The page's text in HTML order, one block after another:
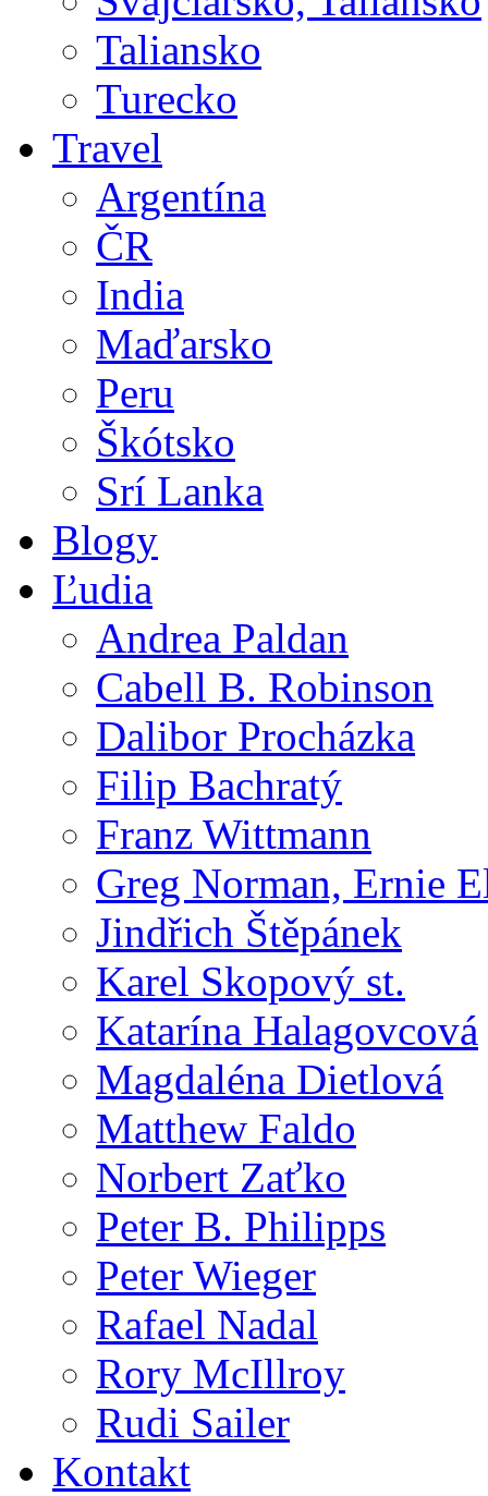
Taliansko
Turecko
Travel
Argentína
ČR
India
Maďarsko
Peru
Škótsko
Srí Lanka
Blogy
Ľudia
Andrea Paldan
Cabell B. Robinson
Dalibor Procházka
Filip Bachratý
Franz Wittmann
Greg Norman, Ernie
Jindřich Štěpánek
Karel Skopový st.
Katarína Halagovcová
Magdaléna Dietlová
Matthew Faldo
Norbert Zaťko
Peter B. Philipps
Peter Wieger
Rafael Nadal
Rory McIllroy
Rudi Sailer
Kontakt